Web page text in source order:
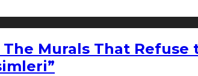
Murals That Refuse